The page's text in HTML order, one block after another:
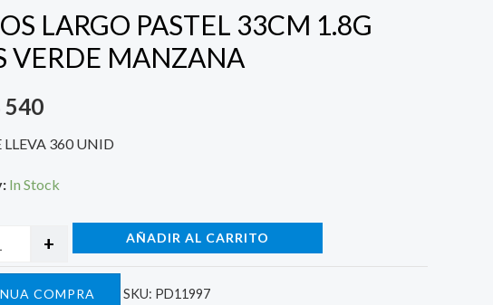
LARGO PASTEL 33CM 1.8G
VERDE MANZANA
900.
540
actual
es:
LLEVA 360 UNID
In Stock
+ AÑADIR AL CARRITO
COMPRA SKU: PD11997